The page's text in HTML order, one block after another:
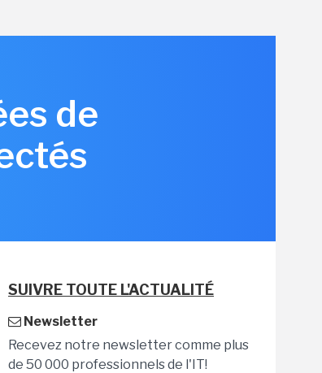
de
SUIVRE TOUTE L'ACTUALITÉ
Newsletter
Recevez notre newsletter comme plus
de 50 000 professionnels de l'IT!